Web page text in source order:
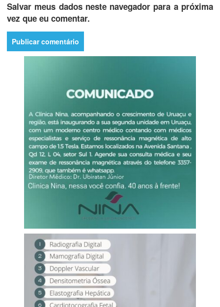
Salvar meus dados neste navegador para a próxima
vez que eu comentar.